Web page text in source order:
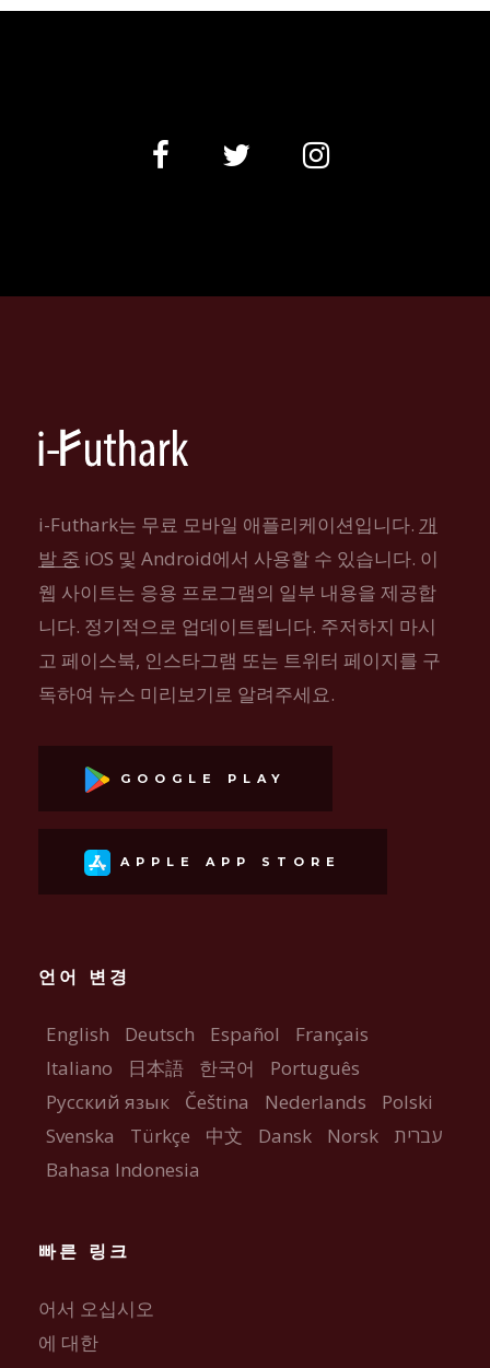
i-Futhark는 무료 모바일 애플리케이션입니다. 개
발 중 iOS 및 Android에서 사용할 수 있습니다. 이
웹 사이트는 응용 프로그램의 일부 내용을 제공합
니다. 정기적으로 업데이트됩니다. 주저하지 마시
고 페이스북, 인스타그램 또는 트위터 페이지를 구
독하여 뉴스 미리보기로 알려주세요.
GOOGLE PLAY
APPLE APP STORE
언어 변경
English Deutsch Español
Français
Italiano
日本語 한국어
Português
Русский язык
Čeština Nederlands
Polski
Svenska
Türkçe 中文 Dansk Norsk
עברית
Bahasa Indonesia
빠른 링크
어서 오십시오
에 대한